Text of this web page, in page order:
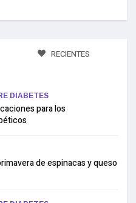
RECIENTES
DIABETES
para los
de espinacas y queso